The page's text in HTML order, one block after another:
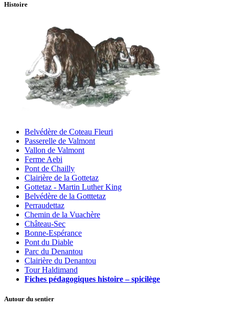
Histoire
Belvédère de Coteau Fleuri
Passerelle de Valmont
Vallon de Valmont
Ferme Aebi
Pont de Chailly
Clairière de la Gottetaz
Gottetaz - Martin Luther King
Belvédère de la Gotttetaz
Perraudettaz
Chemin de la Vuachère
Château-Sec
Bonne-Espérance
Pont du Diable
Parc du Denantou
Clairière du Denantou
Tour Haldimand
Fiches pédagogiques histoire – spicilège
Autour du sentier